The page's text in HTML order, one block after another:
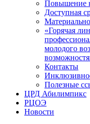
Повышение
Доступная
«Горячая
молодого
Контакты
Полезные
ЦРД Абилимпикс
РЦОЭ
Новости